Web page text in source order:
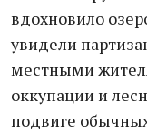
вдохновило
увидели
местными
оккупации и
подвиге